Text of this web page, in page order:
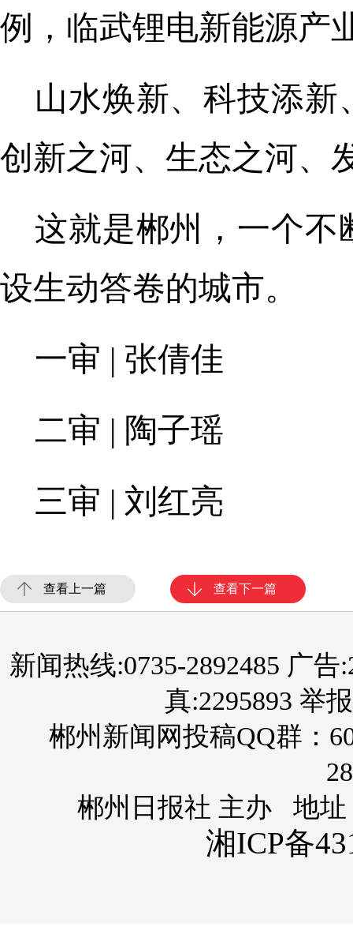
例，临武锂电新能源产
山水焕新、科技添
创新之河、生态之河、
这就是郴州，一个不
设生动答卷的城市。
一审 | 张倩佳
二审 | 陶子瑶
三审 | 刘红亮
查看上一篇 查看下一篇
新闻热线:0735-2892485 广告
真:2295893 举
郴州新闻网投稿QQ群：
郴州日报社 主办 地址
湘ICP备